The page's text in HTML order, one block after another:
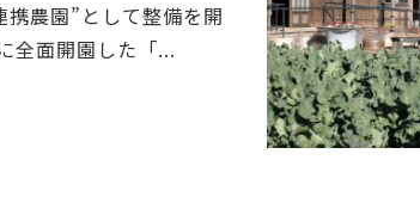
農園”として整備を開
全面開園した「...